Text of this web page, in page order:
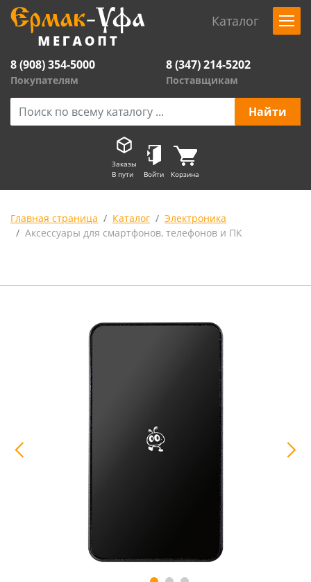
Каталог
8 (908) 354-5000
Покупателям
8 (347) 214-5202
Поставщикам
Заказы
В пути
Войти Корзина
Главная страница Каталог
Электроника
Аксессуары для смартфонов, телефонов и ПК